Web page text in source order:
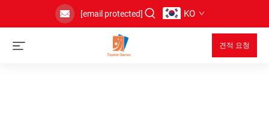
[email protected] KO
견적 요청